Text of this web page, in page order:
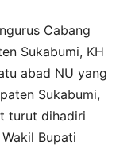
Cabang
Sukabumi, KH
abad NU yang
Sukabumi,
turut dihadiri
Bupati